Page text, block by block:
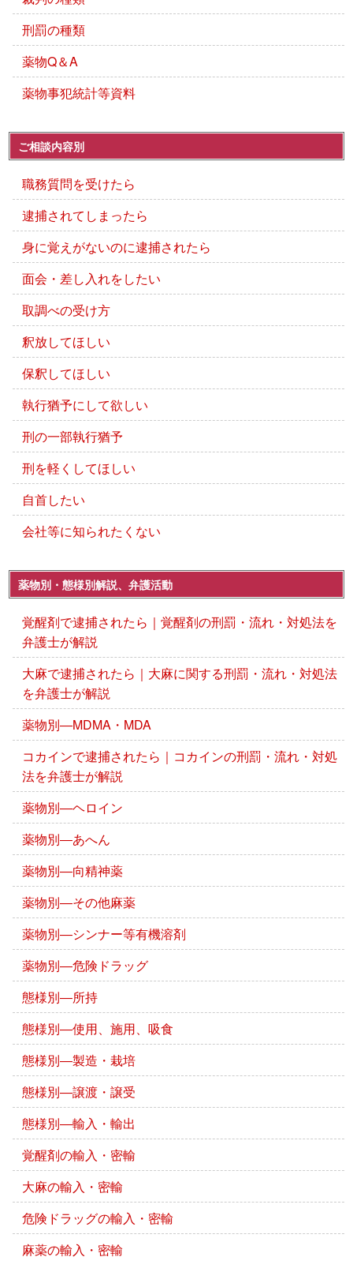
刑罰の種類
薬物Q＆A
薬物事犯統計等資料
ご相談内容別
職務質問を受けたら
逮捕されてしまったら
身に覚えがないのに逮捕されたら
面会・差し入れをしたい
取調べの受け方
釈放してほしい
保釈してほしい
執行猶予にして欲しい
刑の一部執行猶予
刑を軽くしてほしい
自首したい
会社等に知られたくない
薬物別・態様別解説、弁護活動
覚醒剤で逮捕されたら｜覚醒剤の刑罰・流れ・対処法を
弁護士が解説
大麻で逮捕されたら｜大麻に関する刑罰・流れ・対処法
を弁護士が解説
薬物別―MDMA・MDA
コカインで逮捕されたら｜コカインの刑罰・流れ・対処
法を弁護士が解説
薬物別―ヘロイン
薬物別―あへん
薬物別―向精神薬
薬物別―その他麻薬
薬物別―シンナー等有機溶剤
薬物別―危険ドラッグ
態様別―所持
態様別―使用、施用、吸食
態様別―製造・栽培
態様別―譲渡・譲受
態様別―輸入・輸出
覚醒剤の輸入・密輸
大麻の輸入・密輸
危険ドラッグの輸入・密輸
麻薬の輸入・密輸